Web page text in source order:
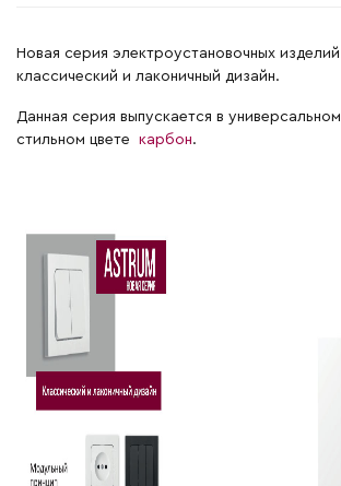
Новая серия электроустановочных изделий
классический и лаконичный дизайн.
Данная серия выпускается в универсальном
стильном цвете карбон.